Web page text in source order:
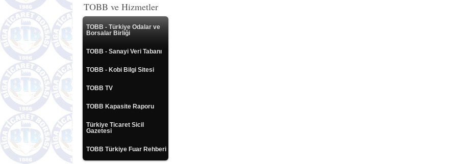
TOBB ve Hizmetler
TOBB - Türkiye Odalar ve
Borsalar Birliği
TOBB - Sanayi Veri Tabanı
TOBB - Kobi Bilgi Sitesi
TOBB TV
TOBB Kapasite Raporu
Türkiye Ticaret Sicil
Gazetesi
TOBB Türkiye Fuar Rehberi